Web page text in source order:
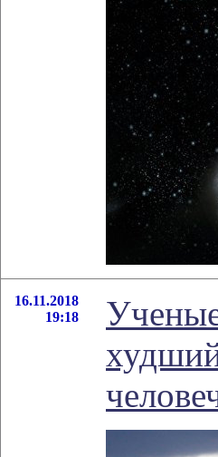
16.11.2018
19:18